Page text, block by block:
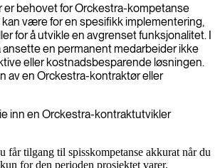
er behovet for Orckestra-kompetanse
være for en spesifikk implementering,
for å utvikle en avgrenset funksjonalitet. I
ansette en permanent medarbeider ikke
eller kostnadsbesparende løsningen.
av en Orckestra-kontraktør eller
inn en Orckestra-kontraktutvikler
får tilgang til spisskompetanse akkurat når du
for den perioden prosjektet varer.